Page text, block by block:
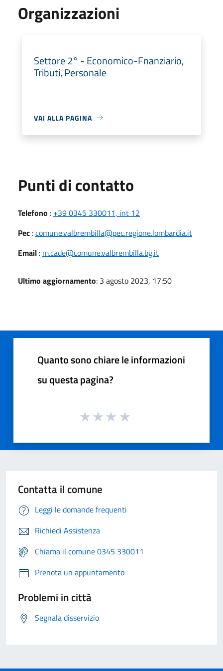
Organizzazioni
Settore 2° - Economico-Fnanziario,
Tributi, Personale
VAI ALLA PAGINA
Punti di contatto
Telefono : +39 0345 330011, int 12
Pec :comune.valbrembilla@pec.regione.lombardia.it
Email : m.cade@comune.valbrembilla.bg.it
Ultimo aggiornamento: 3 agosto 2023, 17:50
Quanto sono chiare le informazioni
su questa pagina?
Contatta il comune
Leggi le domande frequenti
Richiedi Assistenza
Chiama il comune 0345 330011
Prenota un appuntamento
Problemi in città
Segnala disservizio